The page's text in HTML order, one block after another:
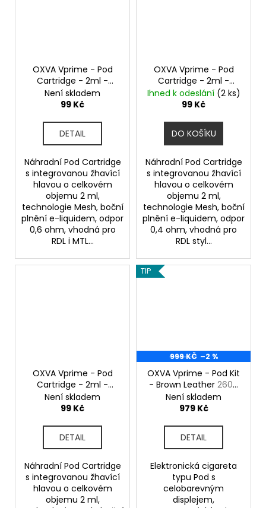
OXVA Vprime - Pod
Cartridge - 2ml -
0,6ohm
Není skladem
99 Kč
DETAIL
Náhradní Pod Cartridge
s integrovanou žhavící
hlavou o celkovém
objemu 2 ml,
technologie Mesh, boční
plnění e-liquidem, odpor
0,6 ohm, vhodná pro
RDL i MTL...
OXVA Vprime - Pod
Cartridge - 2ml -
0,4ohm
Ihned k odeslání (2 ks)
99 Kč
DO KOŠÍKU
Náhradní Pod Cartridge
s integrovanou žhavící
hlavou o celkovém
objemu 2 ml,
technologie Mesh, boční
plnění e-liquidem, odpor
0,4 ohm, vhodná pro
RDL styl...
OXVA Vprime - Pod
Cartridge - 2ml -
0,2ohm
Není skladem
99 Kč
DETAIL
Náhradní Pod Cartridge
s integrovanou žhavící
hlavou o celkovém
objemu 2 ml,
TIP
999 KČ –2 %
OXVA Vprime - Pod Kit
- Brown Leather 2600
mAh
Není skladem
979 Kč
DETAIL
Elektronická cigareta
typu Pod s
celobarevným
displejem,